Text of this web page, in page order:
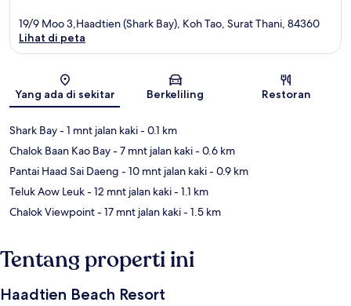
Peta
19/9 Moo 3,Haadtien (Shark Bay), Koh Tao, Surat Thani, 84360
Lihat di peta
Yang ada di sekitar Berkeliling Restoran
Shark Bay- 1 mnt jalan kaki- 0.1 km
Chalok Baan Kao Bay- 7 mnt jalan kaki- 0.6 km
Pantai Haad Sai Daeng - 10 mnt jalan kaki- 0.9 km
Teluk Aow Leuk- 12 mnt jalan kaki- 1.1 km
Chalok Viewpoint- 17 mnt jalan kaki- 1.5 km
Tentang properti ini
Haadtien Beach Resort